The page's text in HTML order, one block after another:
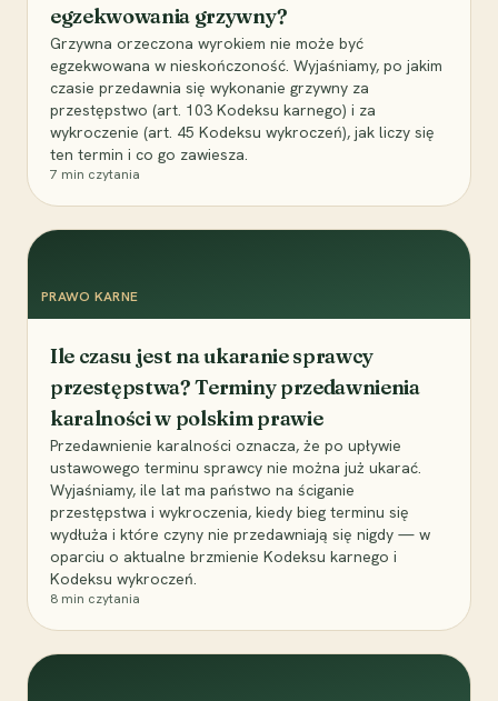
egzekwowania grzywny?
Grzywna orzeczona wyrokiem nie może być
egzekwowana w nieskończoność. Wyjaśniamy, po jakim
czasie przedawnia się wykonanie grzywny za
przestępstwo (art. 103 Kodeksu karnego) i za
wykroczenie (art. 45 Kodeksu wykroczeń), jak liczy się
ten termin i co go zawiesza.
7 min czytania
PRAWO KARNE
Ile czasu jest na ukaranie sprawcy
przestępstwa? Terminy przedawnienia
karalności w polskim prawie
Przedawnienie karalności oznacza, że po upływie
ustawowego terminu sprawcy nie można już ukarać.
Wyjaśniamy, ile lat ma państwo na ściganie
przestępstwa i wykroczenia, kiedy bieg terminu się
wydłuża i które czyny nie przedawniają się nigdy — w
oparciu o aktualne brzmienie Kodeksu karnego i
Kodeksu wykroczeń.
8 min czytania